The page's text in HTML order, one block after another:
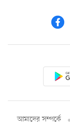
আমাদের সম্পর্কে